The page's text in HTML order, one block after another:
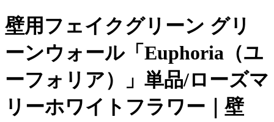
壁用フェイクグリーン グリ
ーンウォール「Euphoria（ユ
ーフォリア）」単品/ローズマ
リーホワイトフラワー｜壁